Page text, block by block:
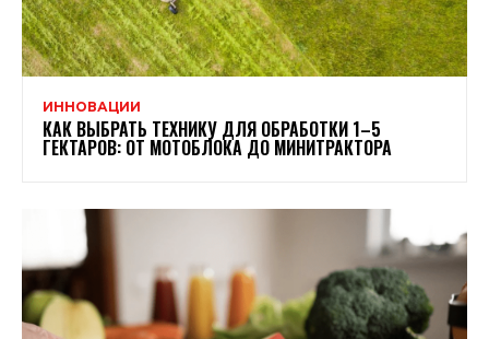
ИННОВАЦИИ
КАК ВЫБРАТЬ ТЕХНИКУ ДЛЯ ОБРАБОТКИ 1–5
ГЕКТАРОВ: ОТ МОТОБЛОКА ДО МИНИТРАКТОРА